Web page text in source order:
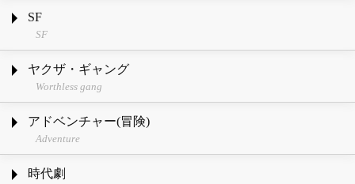
SF
SF
ヤクザ・ギャング
Worthless gang
アドベンチャー(冒険)
Adventure
時代劇